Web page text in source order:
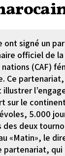
signé un
officiel de la
(CAF)
Ce
sur le
5.000
deux
«Matin», le